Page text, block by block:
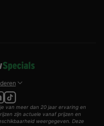
van meer dan 20 jaar ervaring en
zijn actuele vanaf prijzen en
weergegeven. Deze